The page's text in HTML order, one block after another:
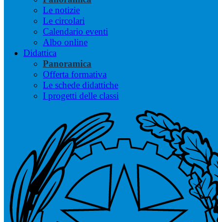
Le notizie
Le circolari
Calendario eventi
Albo online
Didattica
Panoramica
Offerta formativa
Le schede didattiche
I progetti delle classi